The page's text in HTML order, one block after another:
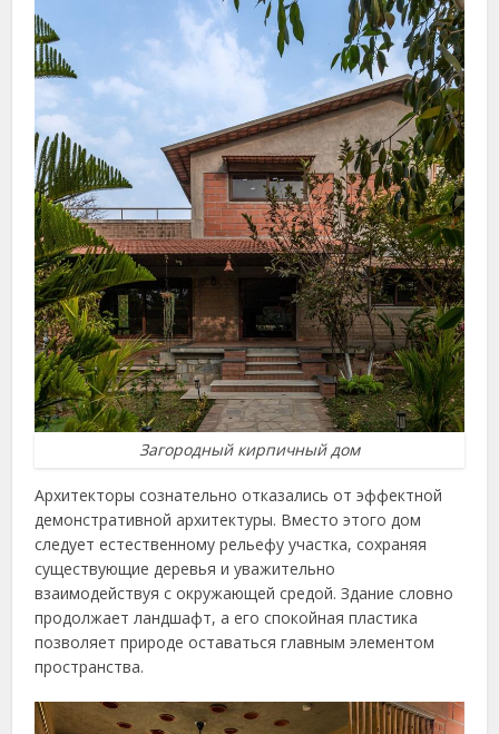
Загородный кирпичный дом
Архитекторы сознательно отказались от эффектной
демонстративной архитектуры. Вместо этого дом
следует естественному рельефу участка, сохраняя
существующие деревья и уважительно
взаимодействуя с окружающей средой. Здание словно
продолжает ландшафт, а его спокойная пластика
позволяет природе оставаться главным элементом
пространства.